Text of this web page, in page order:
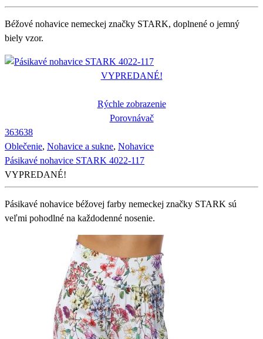
Béžové nohavice nemeckej značky STARK, doplnené o jemný
biely vzor.
VYPREDANÉ!
Rýchle zobrazenie
Porovnávač
363638
Oblečenie, Nohavice a sukne, Nohavice
Pásikavé nohavice STARK 4022-117
VYPREDANÉ!
Pásikavé nohavice béžovej farby nemeckej značky STARK sú
veľmi pohodlné na každodenné nosenie.